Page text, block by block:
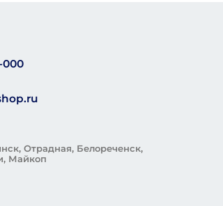
000
Отрадная, Белореченск,
Майкоп